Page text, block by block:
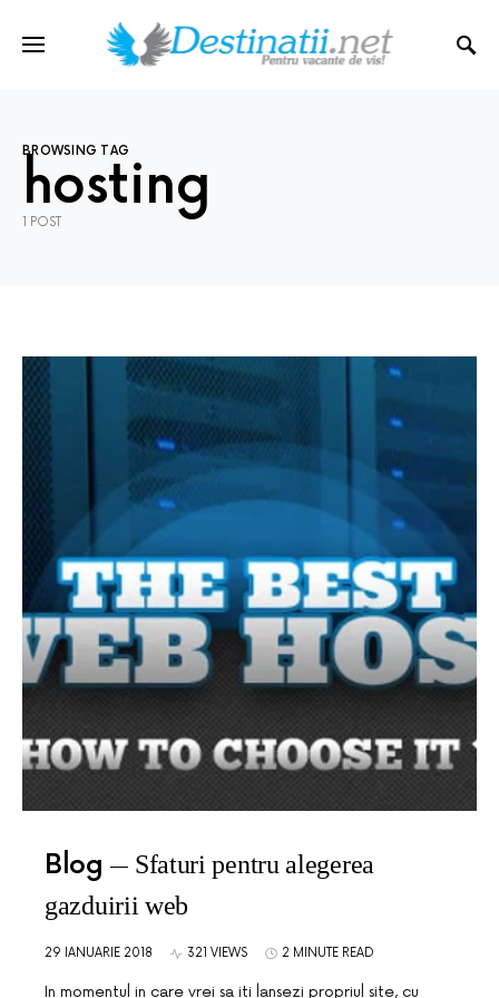
BROWSING TAG
hosting
1 POST
Blog
Sfaturi pentru alegerea
gazduirii web
29 IANUARIE 2018 321 VIEWS 2 MINUTE READ
In momentul in care vrei sa iti lansezi propriul site, cu